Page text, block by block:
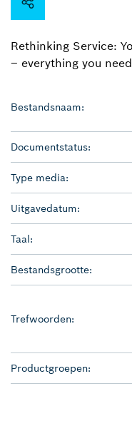
Rethinking Service:
– everything you
Bestandsnaam:
Documentstatus:
Type media:
Uitgavedatum:
Taal:
Bestandsgrootte:
Trefwoorden:
Productgroepen: